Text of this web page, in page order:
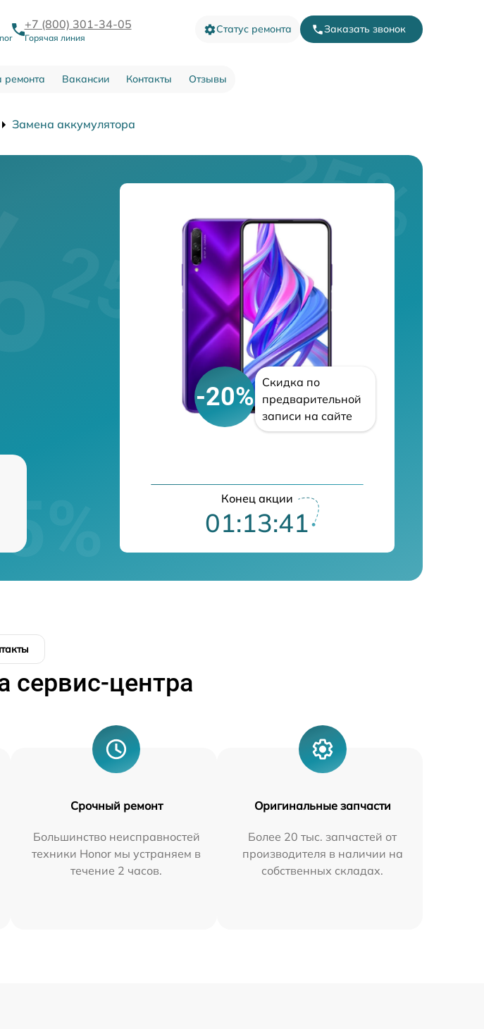
+7 (800) 301-34-05
Горячая линия
Статус ремонта Заказать звонок
ремонта Вакансии Контакты Отзывы
Замена аккумулятора
-20%
Скидка по
предварительной
записи на сайте
Конец акции
01:13:40
сервис-центра
Срочный ремонт
Большинство неисправностей
техники Honor мы устраняем в
течение 2 часов.
Оригинальные запчасти
Более 20 тыс. запчастей от
производителя в наличии на
собственных складах.